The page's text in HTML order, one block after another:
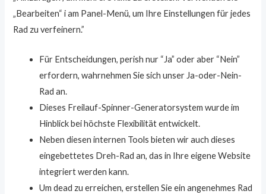
„Bearbeiten“ i am Panel-Menü, um Ihre Einstellungen für jedes
Rad zu verfeinern.”
Für Entscheidungen, perish nur “Ja” oder aber “Nein”
erfordern, wahrnehmen Sie sich unser Ja-oder-Nein-
Rad an.
Dieses Freilauf-Spinner-Generatorsystem wurde im
Hinblick bei höchste Flexibilität entwickelt.
Neben diesen internen Tools bieten wir auch dieses
eingebettetes Dreh-Rad an, das in Ihre eigene Website
integriert werden kann.
Um dead zu erreichen, erstellen Sie ein angenehmes Rad